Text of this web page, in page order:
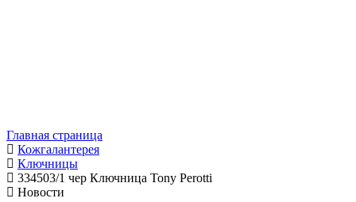
Главная страница
Кожгалантерея
Ключницы
334503/1 чер Ключница Tony Perotti
Новости